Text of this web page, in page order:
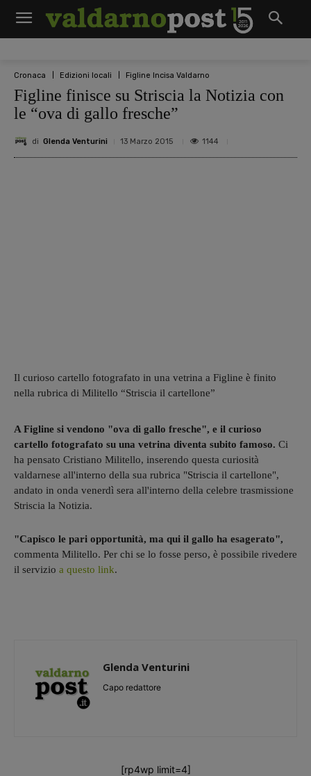
Cronaca Edizioni locali Figline Incisa Valdarno
Figline finisce su Striscia la Notizia con
le “ova di gallo fresche”
di Glenda Venturini 13 Marzo 2015 1144
Il curioso cartello fotografato in una vetrina a Figline è finito
nella rubrica di Militello “Striscia il cartellone”
A Figline si vendono "ova di gallo fresche", e il curioso
cartello fotografato su una vetrina diventa subito famoso. Ci
ha pensato Cristiano Militello, inserendo questa curiosità
valdarnese all'interno della sua rubrica "Striscia il cartellone",
andato in onda venerdì sera all'interno della celebre trasmissione
Striscia la Notizia.
"Capisco le pari opportunità, ma qui il gallo ha esagerato",
commenta Militello. Per chi se lo fosse perso, è possibile rivedere
il servizio a questo link.
Glenda Venturini
Capo redattore
[rp4wp limit=4]